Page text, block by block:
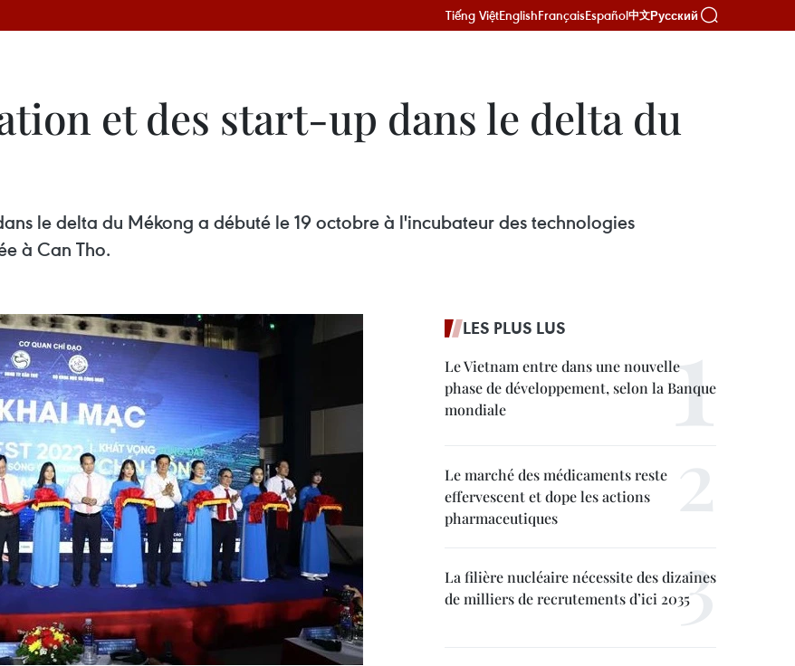
Tiếng ViệtEnglishFrançaisEspañol中文Русский
et des start-up dans le delta du
le delta du Mékong a débuté le 19 octobre à l'incubateur des technologies
à Can Tho.
LES PLUS LUS
Le Vietnam entre dans une nouvelle
phase de développement, selon la Banque
mondiale
Le marché des médicaments reste
effervescent et dope les actions
pharmaceutiques
La filière nucléaire nécessite des dizaines
de milliers de recrutements d’ici 2035